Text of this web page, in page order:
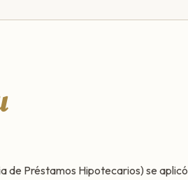
de Préstamos Hipotecarios) se aplicó